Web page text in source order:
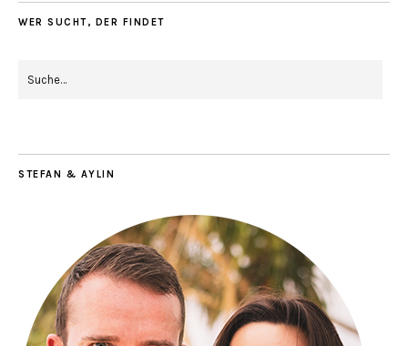
WER SUCHT, DER FINDET
STEFAN & AYLIN